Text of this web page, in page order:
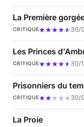
La Première
CRITIQUE 30/
Les Princes
CRITIQUE 30/
Prisonniers du
CRITIQUE 30/
La Proie